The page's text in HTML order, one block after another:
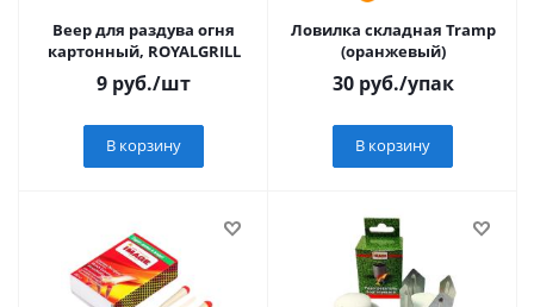
Веер для раздува огня
картонный, ROYALGRILL
9 руб./шт
В корзину
Ловилка складная Tramp
(оранжевый)
30руб./упак
В корзину